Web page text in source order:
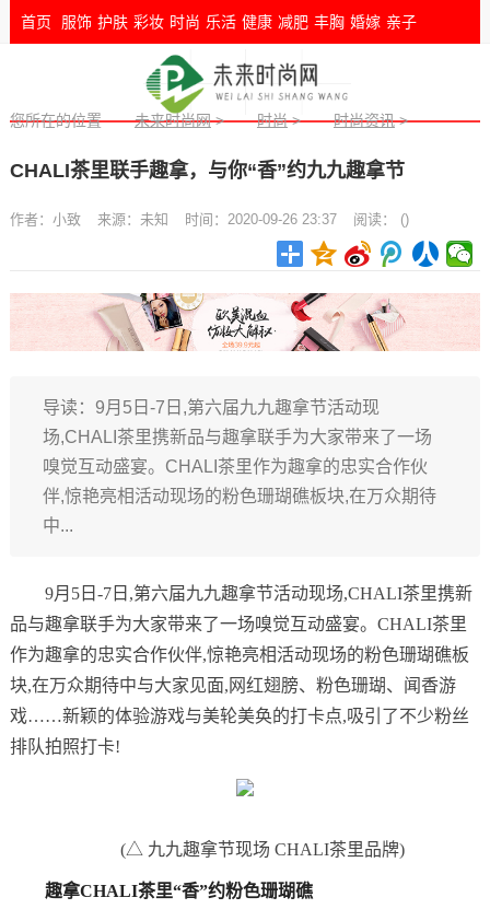
首页 服饰 护肤 彩妆 时尚 乐活 健康 减肥 丰胸 婚嫁 亲子
您所在的位置 未来时尚网> 时尚> 时尚资讯>
CHALI茶里联手趣拿，与你“香”约九九趣拿节
作者： 小致 来源： 未知 时间：2020-09-26 23:37 阅读： ()
导读：9月5日-7日,第六届九九趣拿节活动现
场,CHALI茶里携新品与趣拿联手为大家带来了一场
嗅觉互动盛宴。CHALI茶里作为趣拿的忠实合作伙
伴,惊艳亮相活动现场的粉色珊瑚礁板块,在万众期待
中...
9月5日-7日,第六届九九趣拿节活动现场,CHALI茶里携新
品与趣拿联手为大家带来了一场嗅觉互动盛宴。CHALI茶里
作为趣拿的忠实合作伙伴,惊艳亮相活动现场的粉色珊瑚礁板
块,在万众期待中与大家见面,网红翅膀、粉色珊瑚、闻香游
戏……新颖的体验游戏与美轮美奂的打卡点,吸引了不少粉丝
排队拍照打卡!
(△ 九九趣拿节现场 CHALI茶里品牌)
趣拿CHALI茶里“香”约粉色珊瑚礁